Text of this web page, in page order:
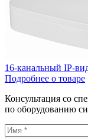
16-канальный IP-
Подробнее о товаре
Консультация со
по оборудованию